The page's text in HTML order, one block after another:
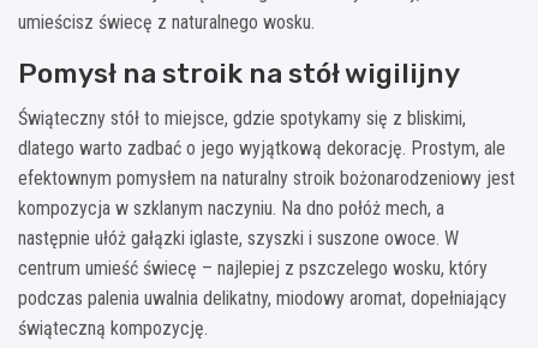
umieścisz świecę z naturalnego wosku.
Pomysł na stroik na stół wigilijny
Świąteczny stół to miejsce, gdzie spotykamy się z bliskimi,
dlatego warto zadbać o jego wyjątkową dekorację. Prostym, ale
efektownym pomysłem na naturalny stroik bożonarodzeniowy jest
kompozycja w szklanym naczyniu. Na dno połóż mech, a
następnie ułóż gałązki iglaste, szyszki i suszone owoce. W
centrum umieść świecę – najlepiej z pszczelego wosku, który
podczas palenia uwalnia delikatny, miodowy aromat, dopełniający
świąteczną kompozycję.